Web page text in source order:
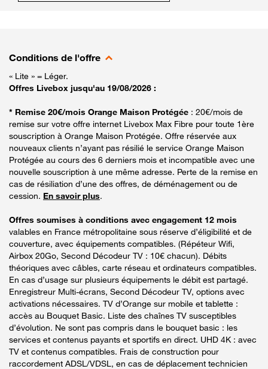
Conditions de l'offre
« Lite » = Léger.
Offres Livebox jusqu'au 19/08/2026 :
* Remise 20€/mois Orange Maison Protégée : 20€/mois de
remise sur votre offre internet Livebox Max Fibre pour toute 1ère
souscription à Orange Maison Protégée. Offre réservée aux
nouveaux clients n’ayant pas résilié le service Orange Maison
Protégée au cours des 6 derniers mois et incompatible avec une
nouvelle souscription à une même adresse. Perte de la remise en
cas de résiliation d’une des offres, de déménagement ou de
cession. En savoir plus.
Offres soumises à conditions avec engagement 12 mois
valables en France métropolitaine sous réserve d’éligibilité et de
couverture, avec équipements compatibles. (Répéteur Wifi,
Airbox 20Go, Second Décodeur TV : 10€ chacun). Débits
théoriques avec câbles, carte réseau et ordinateurs compatibles.
En cas d’usage sur plusieurs équipements le débit est partagé.
Enregistreur Multi-écrans, Second Décodeur TV, options avec
activations nécessaires. TV d’Orange sur mobile et tablette :
accès au Bouquet Basic. Liste des chaînes TV susceptibles
d’évolution. Ne sont pas compris dans le bouquet basic : les
services et contenus payants et sportifs en direct. UHD 4K : avec
TV et contenus compatibles. Frais de construction pour
raccordement ADSL/VDSL, en cas de déplacement technicien